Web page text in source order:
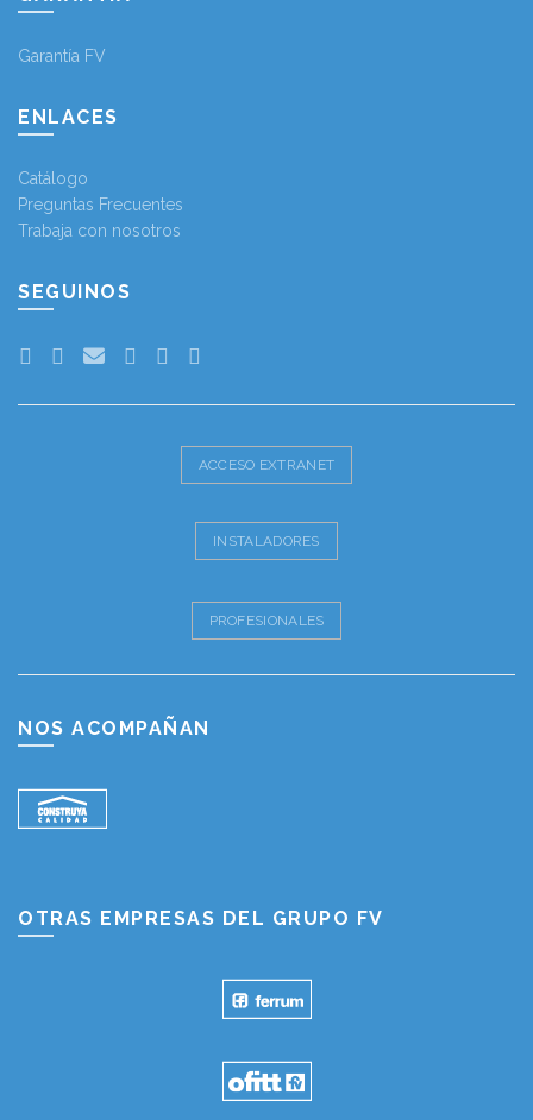
Garantía FV
ENLACES
Catálogo
Preguntas Frecuentes
Trabaja con nosotros
SEGUINOS
ACCESO EXTRANET
INSTALADORES
PROFESIONALES
NOS ACOMPAÑAN
OTRAS EMPRESAS DEL GRUPO FV